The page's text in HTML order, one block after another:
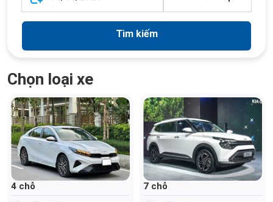
Tìm kiếm
Chọn loại xe
4 chỗ 7 chỗ